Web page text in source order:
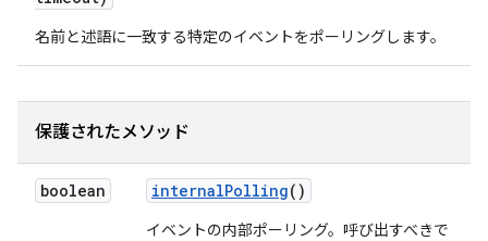
名前と述語に一致する特定のイベントをポーリングします。
保護されたメソッド
boolean internalPolling()
イベントの内部ポーリング。呼び出すべきで